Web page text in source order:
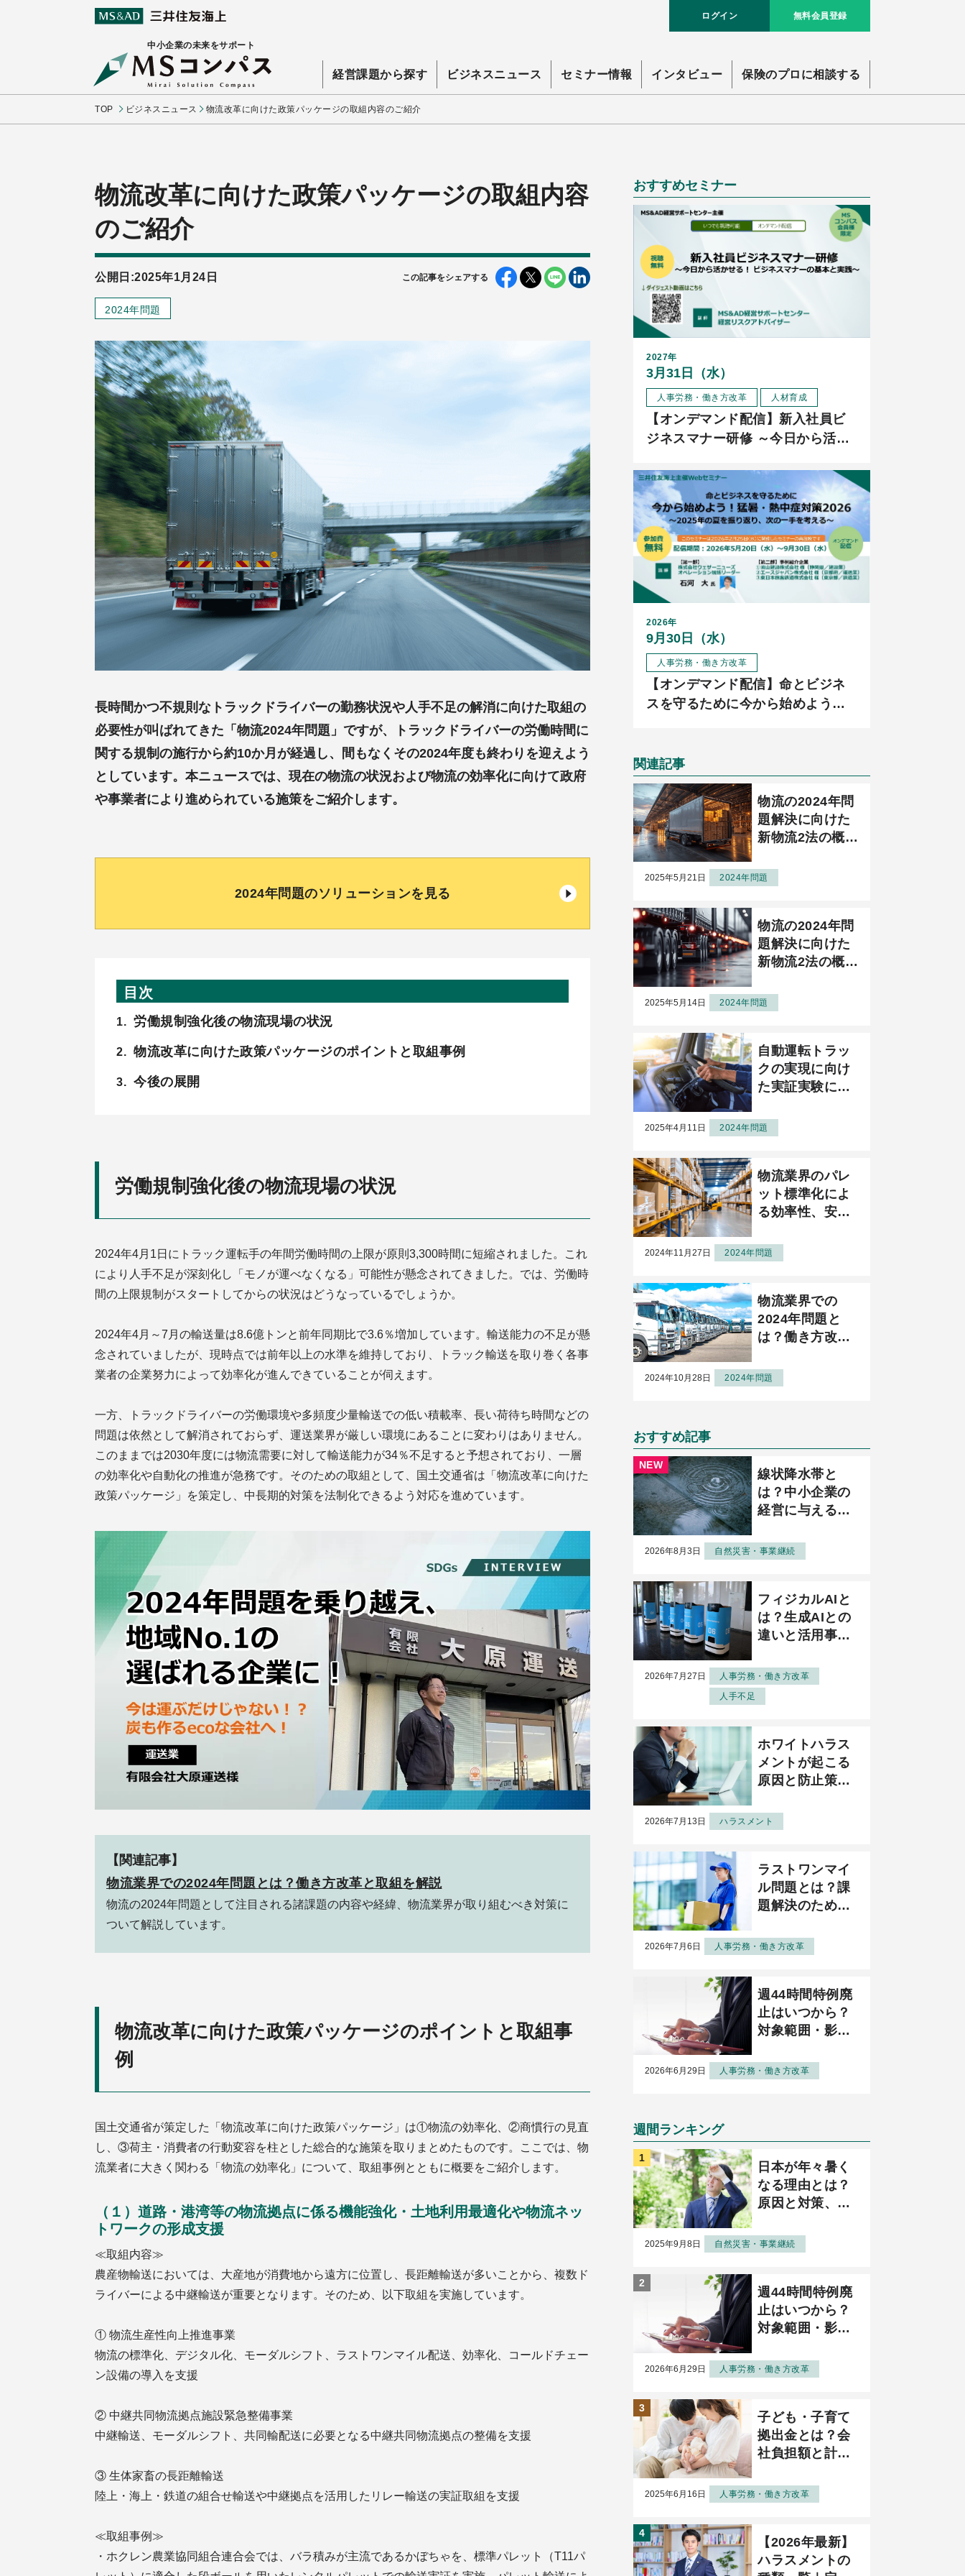
ログイン 無料会員登録
中小企業の未来をサポート
経営課題から探す ビジネスニュース セミナー情報 インタビュー 保険のプロに相談する
TOP ビジネスニュース 物流改革に向けた政策パッケージの取組内容のご紹介
物流改革に向けた政策パッケージの取組内容
のご紹介
公開日:2025年1月24日 この記事をシェアする
2024年問題
長時間かつ不規則なトラックドライバーの勤務状況や人手不足の解消に向けた取組の
必要性が叫ばれてきた「物流2024年問題」ですが、トラックドライバーの労働時間に
関する規制の施行から約10か月が経過し、間もなくその2024年度も終わりを迎えよう
としています。本ニュースでは、現在の物流の状況および物流の効率化に向けて政府
や事業者により進められている施策をご紹介します。
2024年問題のソリューションを見る
目次
労働規制強化後の物流現場の状況
物流改革に向けた政策パッケージのポイントと取組事例
今後の展開
労働規制強化後の物流現場の状況
2024年4月1日にトラック運転手の年間労働時間の上限が原則3,300時間に短縮されました。これ
により人手不足が深刻化し「モノが運べなくなる」可能性が懸念されてきました。では、労働時
間の上限規制がスタートしてからの状況はどうなっているでしょうか。
2024年4月～7月の輸送量は8.6億トンと前年同期比で3.6％増加しています。輸送能力の不足が懸
念されていましたが、現時点では前年以上の水準を維持しており、トラック輸送を取り巻く各事
業者の企業努力によって効率化が進んできていることが伺えます。
一方、トラックドライバーの労働環境や多頻度少量輸送での低い積載率、長い荷待ち時間などの
問題は依然として解消されておらず、運送業界が厳しい環境にあることに変わりはありません。
このままでは2030年度には物流需要に対して輸送能力が34％不足すると予想されており、一層
の効率化や自動化の推進が急務です。そのための取組として、国土交通省は「物流改革に向けた
政策パッケージ」を策定し、中長期的対策を法制化できるよう対応を進めています。
【関連記事】
物流業界での2024年問題とは？働き方改革と取組を解説
物流の2024年問題として注目される諸課題の内容や経緯、物流業界が取り組むべき対策に
ついて解説しています。
物流改革に向けた政策パッケージのポイントと取組事
例
国土交通省が策定した「物流改革に向けた政策パッケージ」は①物流の効率化、②商慣行の見直
し、③荷主・消費者の行動変容を柱とした総合的な施策を取りまとめたものです。ここでは、物
流業者に大きく関わる「物流の効率化」について、取組事例とともに概要をご紹介します。
（１）道路・港湾等の物流拠点に係る機能強化・土地利用最適化や物流ネッ
トワークの形成支援
≪取組内容≫
農産物輸送においては、大産地が消費地から遠方に位置し、長距離輸送が多いことから、複数ド
ライバーによる中継輸送が重要となります。そのため、以下取組を実施しています。
① 物流生産性向上推進事業
物流の標準化、デジタル化、モーダルシフト、ラストワンマイル配送、効率化、コールドチェー
ン設備の導入を支援
② 中継共同物流拠点施設緊急整備事業
中継輸送、モーダルシフト、共同輸配送に必要となる中継共同物流拠点の整備を支援
③ 生体家畜の長距離輸送
陸上・海上・鉄道の組合せ輸送や中継拠点を活用したリレー輸送の実証取組を支援
≪取組事例≫
・ホクレン農業協同組合連合会では、バラ積みが主流であるかぼちゃを、標準パレット（T11パ
おすすめセミナー
2027年
3月31日（水）
人事労務・働き方改革 人材育成
【オンデマンド配信】新入社員ビ
ジネスマナー研修 ～今日から活か
践～
2026年
9月30日（水）
人事労務・働き方改革
【オンデマンド配信】命とビジネ
スを守るために今から始めよう！
関連記事
物流の2024年問
題解決に向けた
新物流2法の概要
業者に求められ
る 義務、努力義
仕組みとは？
（後半）
2025年5月21日 2024年問題
物流の2024年問
題解決に向けた
新物流2法の概要
業者に求められ
る義務、努力義
仕組みとは？
（前半）
2025年5月14日 2024年問題
自動運転トラッ
クの実現に向け
た実証実験につ
2025年4月11日 2024年問題
物流業界のパレ
ット標準化によ
る効率性、安全
2024年11月27日 2024年問題
物流業界での
2024年問題と
は？働き方改革
2024年10月28日 2024年問題
おすすめ記事
線状降水帯と
は？中小企業の
経営に与える影
防災・BCP対策
を解説
2026年8月3日 自然災害・事業継続
フィジカルAIと
は？生成AIとの
違いと活用事例
解説
2026年7月27日
人事労務・働き方改革
人手不足
ホワイトハラス
メントが起こる
原因と防止策を
2026年7月13日 ハラスメント
ラストワンマイ
ル問題とは？課
題解決のための
を解説
2026年7月6日 人事労務・働き方改革
週44時間特例廃
止はいつから？
対象範囲・影
く解説
2026年6月29日 人事労務・働き方改革
週間ランキング
日本が年々暑く
なる理由とは？
原因と対策、企
対応について解
説
2025年9月8日 自然災害・事業継続
週44時間特例廃
止はいつから？
対象範囲・影
く解説
2026年6月29日 人事労務・働き方改革
子ども・子育て
拠出金とは？会
社負担額と計算
イントを解説
2025年6月16日 人事労務・働き方改革
【2026年最新】
ハラスメントの